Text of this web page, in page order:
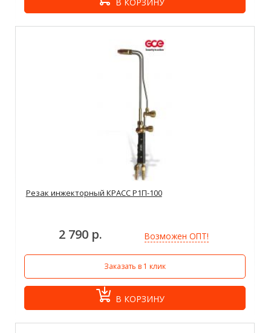
Резак инжекторный КРАСС Р1П-100
2 790 р. Возможен ОПТ!
Заказать в 1 клик
В КОРЗИНУ